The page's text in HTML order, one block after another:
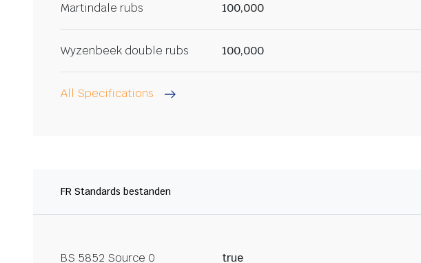
Martindale rubs 100,000
Wyzenbeek double rubs 100,000
All Specifications
FR Standards bestanden
BS 5852 Source 0 true